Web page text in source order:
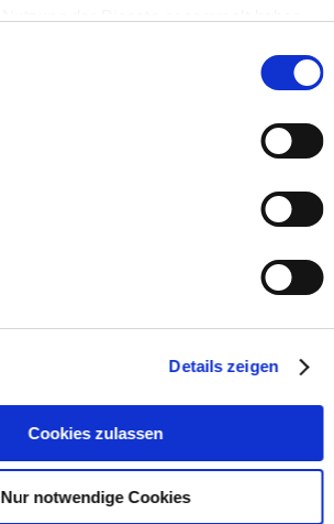
Details zeigen
Cookies zulassen
Nur notwendige Cookies